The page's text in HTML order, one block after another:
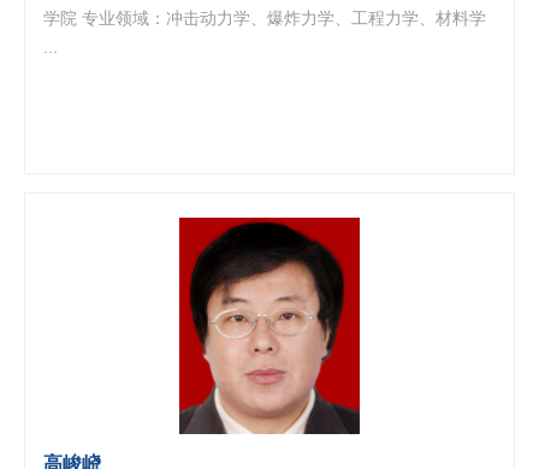
学院 专业领域：冲击动力学、爆炸力学、工程力学、材料学
高峻峣